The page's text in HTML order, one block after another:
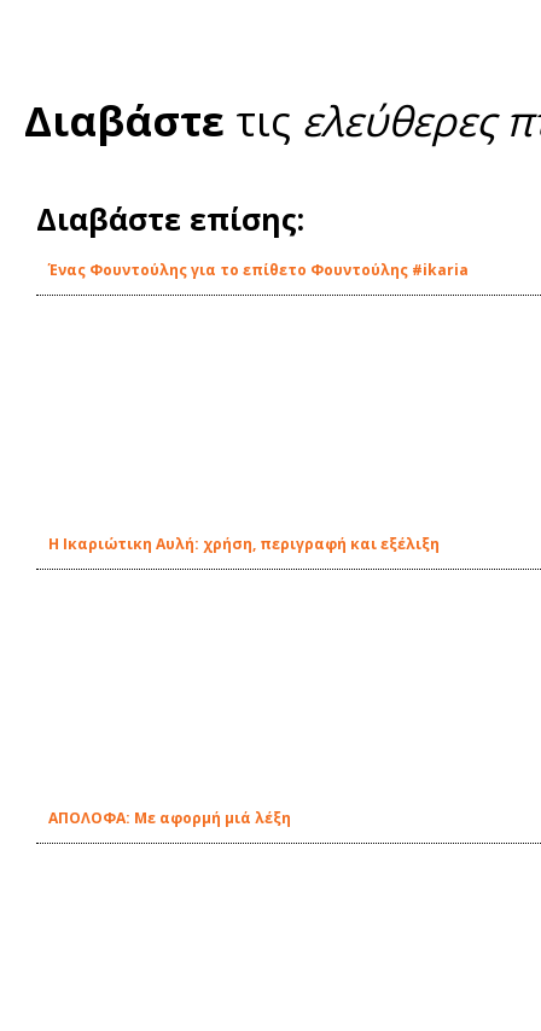
Διαβάστε τις ελεύθερες
Διαβάστε επίσης:
Ένας Φουντούλης για το επίθετο Φουντούλης #ikaria
Η Ικαριώτικη Αυλή: χρήση, περιγραφή και εξέλιξη
ΑΠΟΛΟΦΑ: Με αφορμή μιά λέξη